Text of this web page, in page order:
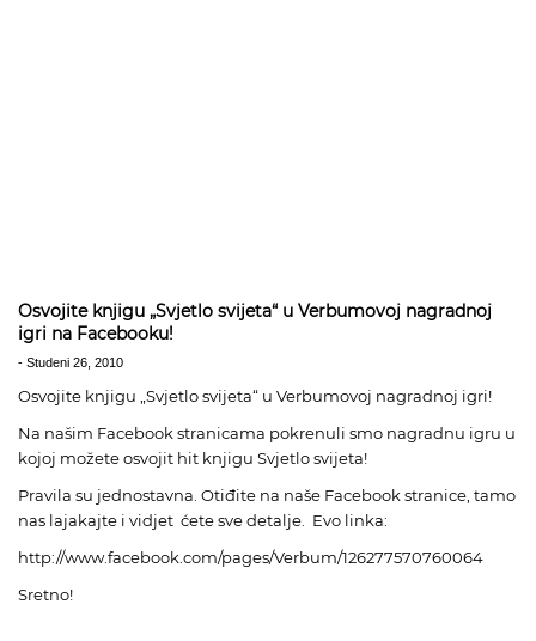
Osvojite knjigu „Svjetlo svijeta“ u Verbumovoj nagradnoj
igri na Facebooku!
- Studeni 26, 2010
Osvojite knjigu „Svjetlo svijeta“ u Verbumovoj nagradnoj igri!
Na našim Facebook stranicama pokrenuli smo nagradnu igru u
kojoj možete osvojit hit knjigu Svjetlo svijeta!
Pravila su jednostavna. Otiđite na naše Facebook stranice, tamo
nas lajakajte i vidjet ćete sve detalje. Evo linka:
http://www.facebook.com/pages/Verbum/126277570760064
Sretno!